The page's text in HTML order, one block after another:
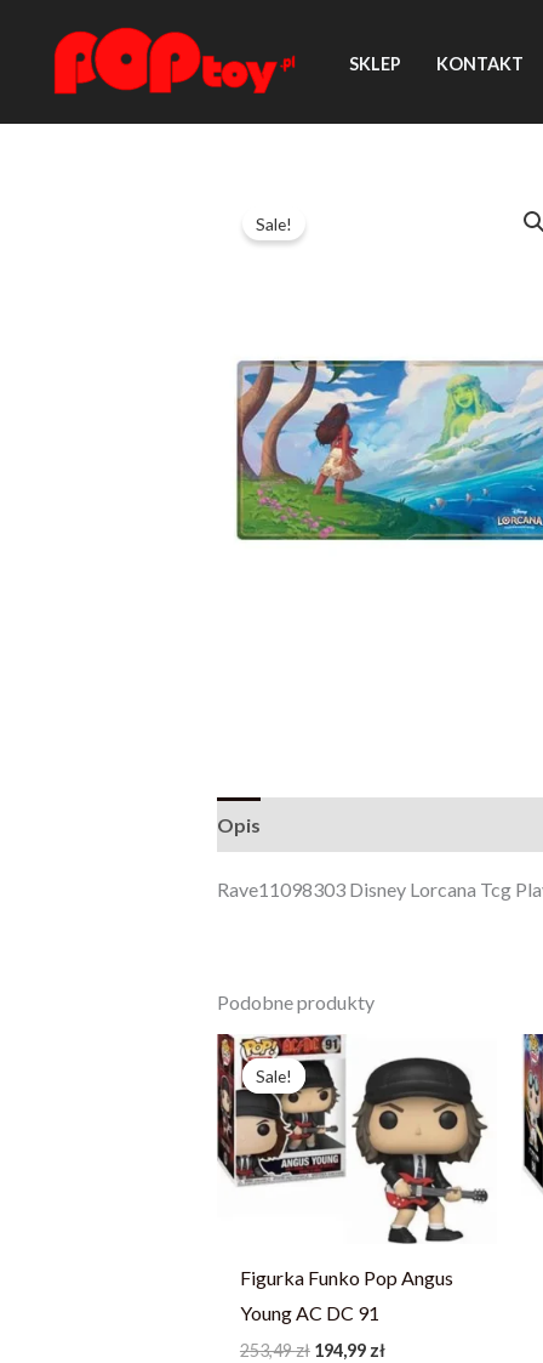
SKLEP KONTAKT
Sale!
Opis
Rave11098303 Disney Lorcana Tcg
Podobne produkty
Sale!
Sale!
Figurka Funko Pop Angus
Young AC DC 91
253,49zł
Pierwotna
cena
wynosiła:
253,49 zł.
194,99 zł
cena
wynosi:
194,99 zł.